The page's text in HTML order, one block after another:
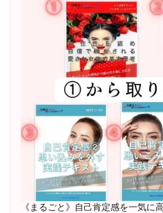
2022年2月〜6月 男性心
20年8月〜25年3月 少人
71名 随時満席
2019年6月 恋愛コーチと
《まるごと》自己肯定感を一気に